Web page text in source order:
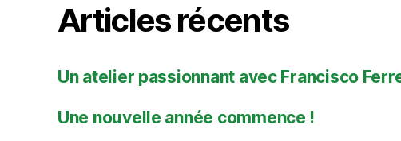
Articles récents
Un atelier passionnant avec Francisco
Une nouvelle année commence !